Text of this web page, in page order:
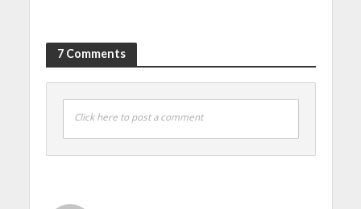
7 Comments
Click here to post a comment